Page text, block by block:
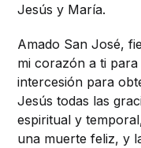
Jesús y María.
Amado San José,
mi corazón a ti
intercesión para
Jesús todas las
espiritual y
una muerte feliz, y